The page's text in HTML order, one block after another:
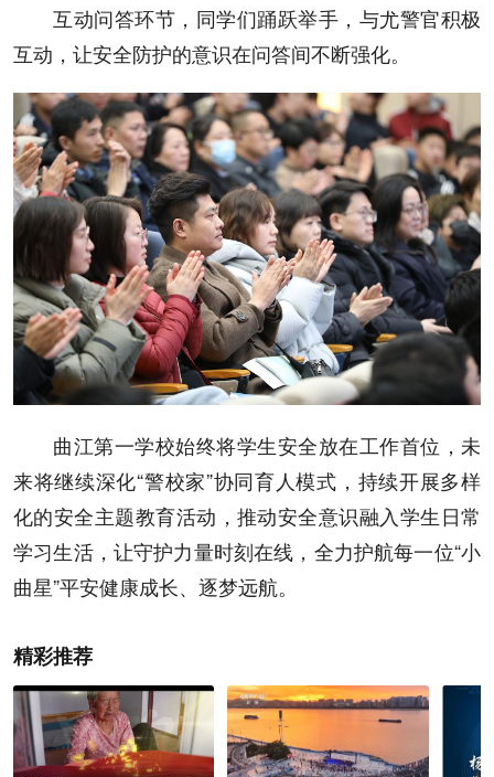
互动问答环节，同学们踊跃举手，与尤警官积极
互动，让安全防护的意识在问答间不断强化。
曲江第一学校始终将学生安全放在工作首位，未
来将继续深化“警校家”协同育人模式，持续开展多样
化的安全主题教育活动，推动安全意识融入学生日常
学习生活，让守护力量时刻在线，全力护航每一位“小
曲星”平安健康成长、逐梦远航。
精彩推荐